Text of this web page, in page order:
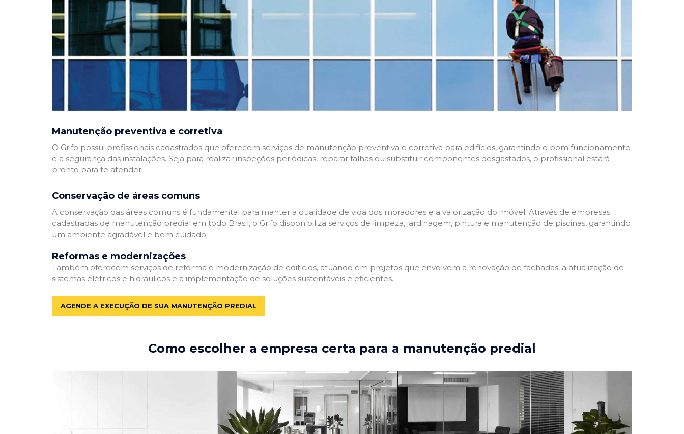
Manutenção preventiva e corretiva
O Grifo possui profissionais cadastrados que oferecem serviços de manutenção preventiva e corretiva para edifícios, garantindo o bom funcionamento
e a segurança das instalações. Seja para realizar inspeções periódicas, reparar falhas ou substituir componentes desgastados, o profissional estará
pronto para te atender.
Conservação de áreas comuns
A conservação das áreas comuns é fundamental para manter a qualidade de vida dos moradores e a valorização do imóvel. Através de empresas
cadastradas de manutenção predial em todo Brasil, o Grifo disponibiliza serviços de limpeza, jardinagem, pintura e manutenção de piscinas, garantindo
um ambiente agradável e bem cuidado.
Reformas e modernizações
Também oferecem serviços de reforma e modernização de edifícios, atuando em projetos que envolvem a renovação de fachadas, a atualização de
sistemas elétricos e hidráulicos e a implementação de soluções sustentáveis e eficientes.
AGENDE A EXECUÇÃO DE SUA MANUTENÇÃO PREDIAL
Como escolher a empresa certa para a manutenção predial